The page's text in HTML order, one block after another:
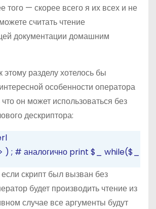
того — скорее всего я их всех и не
считать чтение
документации домашним
этому разделу хотелось бы
особенности оператора
он может использоваться без
дескриптора:
) ; # аналогично print $_ while($_ =
скрипт был вызван без
будет производить чтение из
случае все аргументы будут